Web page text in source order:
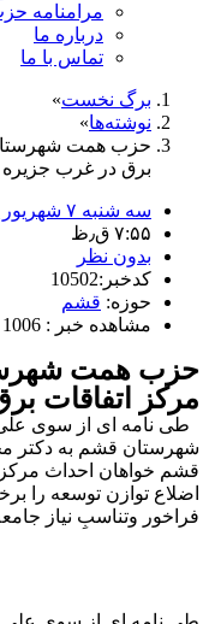
مرامنامه
درباره ما
تماس با ما
برگ نخست
نوشته‌ها
حزب همت
برق در غرب
سه شنبه ۷ شهریور ۱۴۰۲
۷:۵۵ ق٫ظ
بدون نظر
کدخبر:10502
حوزه: قشم
مشاهده خبر : 1006
حزب همت
مرکز اتفاقات
طی نامه ای از سوی
شهرستان قشم به دکتر
قشم خواهان احداث
اضلاع توازن توسعه را
فراخور وتناسبِ نیاز